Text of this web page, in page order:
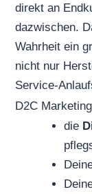
direkt an
dazwischen.
Wahrheit ein
nicht nur
Service-
D2C
die